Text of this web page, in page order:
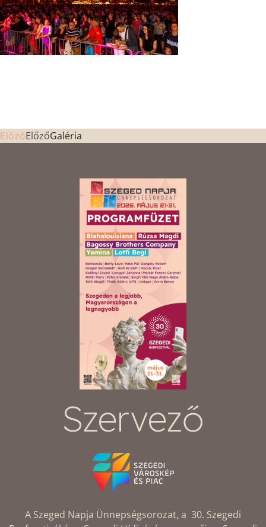
ElőzőElőzőGaléria
Szervező
A Szeged Napja Ünnepségsorozat, a 30. Szegedi